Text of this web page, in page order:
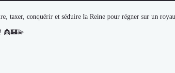
taxer, conquérir et séduire la Reine pour régner sur un
👸🏰💫